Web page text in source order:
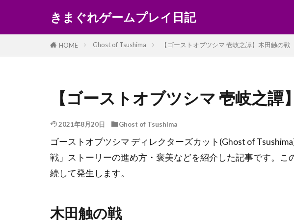
きまぐれゲームプレイ日記
HOME Ghost of Tsushima 【ゴーストオブツシマ 壱岐之譚】木田触の戦
【ゴーストオブツシマ 壱岐之譚
2021年8月20日 Ghost of Tsushima
ゴーストオブツシマ ディレクターズカット(Ghost of
戦」ストーリーの進め方・褒美などを紹介した記事です。こ
続して発生します。
木田触の戦